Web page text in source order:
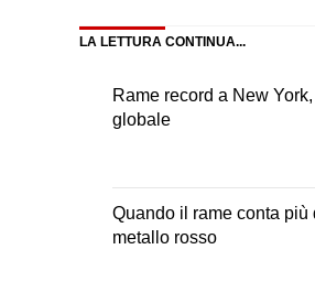
LA LETTURA CONTINUA...
Rame record a New
globale
Quando il rame conta più
metallo rosso